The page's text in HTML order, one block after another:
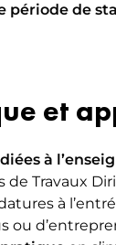
période de
et
à
Travaux
à
ou